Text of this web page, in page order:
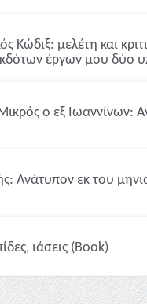
Κώδιξ: μελέτη και
έργων μου δύο
ο εξ Ιωαννίνων:
Ανάτυπον εκ του
ιάσεις (Book)